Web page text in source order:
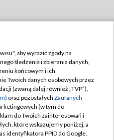
TVP
zgody
aby wyrazić zgody na
śledzenia i zbierania danych,
końcowym i ich
Twoich danych osobowych przez
(zwaną dalej również „TVP”),
oraz pozostałych Zaufanych
(w tym do
do Twoich zainteresowań i
które wskazujemy poniżej, a
identyfikatora PPID do Google.